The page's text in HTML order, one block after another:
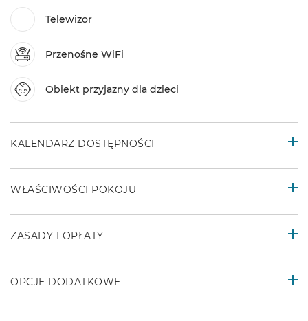
Telewizor
Przenośne WiFi
Obiekt przyjazny dla dzieci
KALENDARZ DOSTĘPNOŚCI
WŁAŚCIWOŚCI POKOJU
ZASADY I OPŁATY
OPCJE DODATKOWE